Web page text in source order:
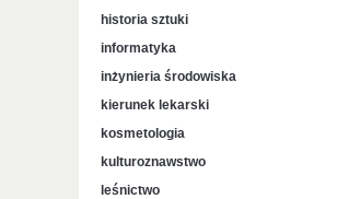
historia sztuki
informatyka
inżynieria środowiska
kierunek lekarski
kosmetologia
kulturoznawstwo
leśnictwo